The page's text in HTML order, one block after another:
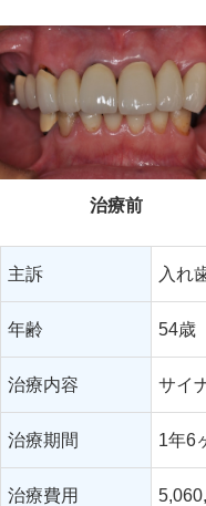
治療前
主訴 入れ
年齢 54歳
治療内容 サイ
治療期間 1年6
治療費用